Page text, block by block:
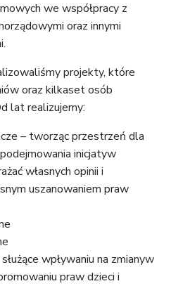
we współpracy z
oraz innymi
projekty, które
oraz kilkaset osób
lat realizujemy:
– tworząc przestrzeń dla
inicjatyw
własnych opinii i
uszanowaniem praw
wpływaniu na zmianyw
praw dzieci i